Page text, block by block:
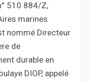
510 884/Z,
marines
nommé Directeur
de
durable en
DIOP, appelé